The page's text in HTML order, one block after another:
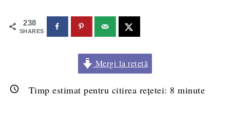
238
SHARES
Mergi la rețetă
Timp estimat pentru citirea rețetei: 8 minute